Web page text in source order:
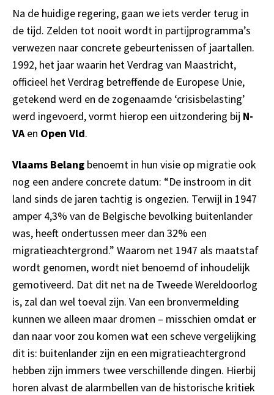
Na de huidige regering, gaan we iets verder terug in
de tijd. Zelden tot nooit wordt in partijprogramma’s
verwezen naar concrete gebeurtenissen of jaartallen.
1992, het jaar waarin het Verdrag van Maastricht,
officieel het Verdrag betreffende de Europese Unie,
getekend werd en de zogenaamde ‘crisisbelasting’
werd ingevoerd, vormt hierop een uitzondering bij N-
VAen Open Vld.
Vlaams Belang benoemt in hun visie op migratie ook
nog een andere concrete datum: “De instroom in dit
land sinds de jaren tachtig is ongezien. Terwijl in 1947
amper 4,3% van de Belgische bevolking buitenlander
was, heeft ondertussen meer dan 32% een
migratieachtergrond.” Waarom net 1947 als maatstaf
wordt genomen, wordt niet benoemd of inhoudelijk
gemotiveerd. Dat dit net na de Tweede Wereldoorlog
is, zal dan wel toeval zijn. Van een bronvermelding
kunnen we alleen maar dromen – misschien omdat er
dan naar voor zou komen wat een scheve vergelijking
dit is: buitenlander zijn en een migratieachtergrond
hebben zijn immers twee verschillende dingen. Hierbij
horen alvast de alarmbellen van de historische kritiek